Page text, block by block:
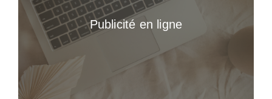
Publicité en ligne